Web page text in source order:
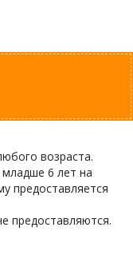
возраста.
6 лет на
предоставляется
предоставляются.